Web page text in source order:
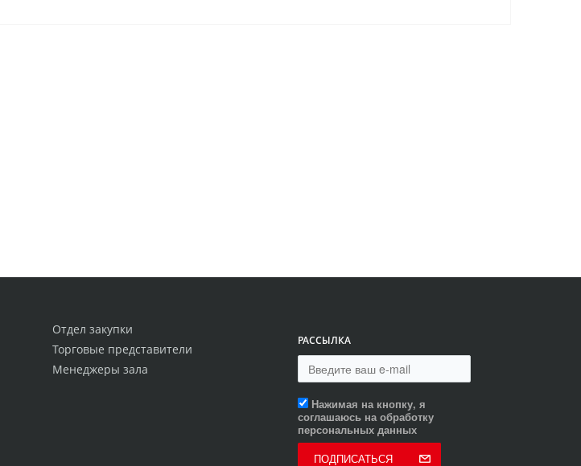
Отдел закупки
Торговые представители
Менеджеры зала
РАССЫЛКА
Нажимая на кнопку, я
соглашаюсь на обработку
персональных данных
ПОДПИСАТЬСЯ